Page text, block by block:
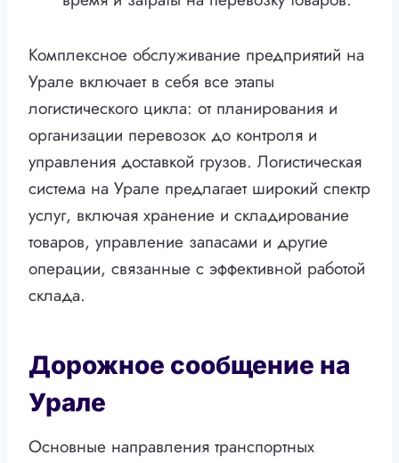
Комплексное обслуживание предприятий на
Урале включает в себя все этапы
логистического цикла: от планирования и
организации перевозок до контроля и
управления доставкой грузов. Логистическая
система на Урале предлагает широкий спектр
услуг, включая хранение и складирование
товаров, управление запасами и другие
операции, связанные с эффективной работой
склада.
Дорожное сообщение на
Урале
Основные направления транспортных